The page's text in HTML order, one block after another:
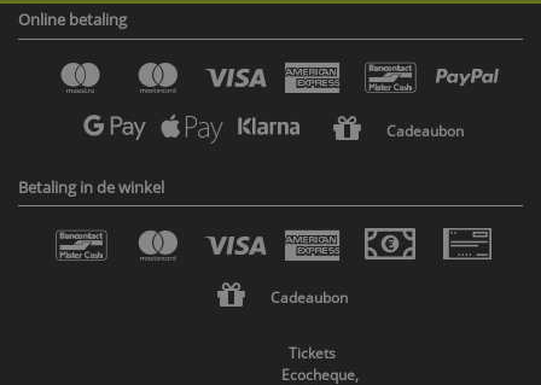
Online betaling
Cadeaubon
Betaling in de winkel
Cadeaubon
Tickets
Ecocheque,